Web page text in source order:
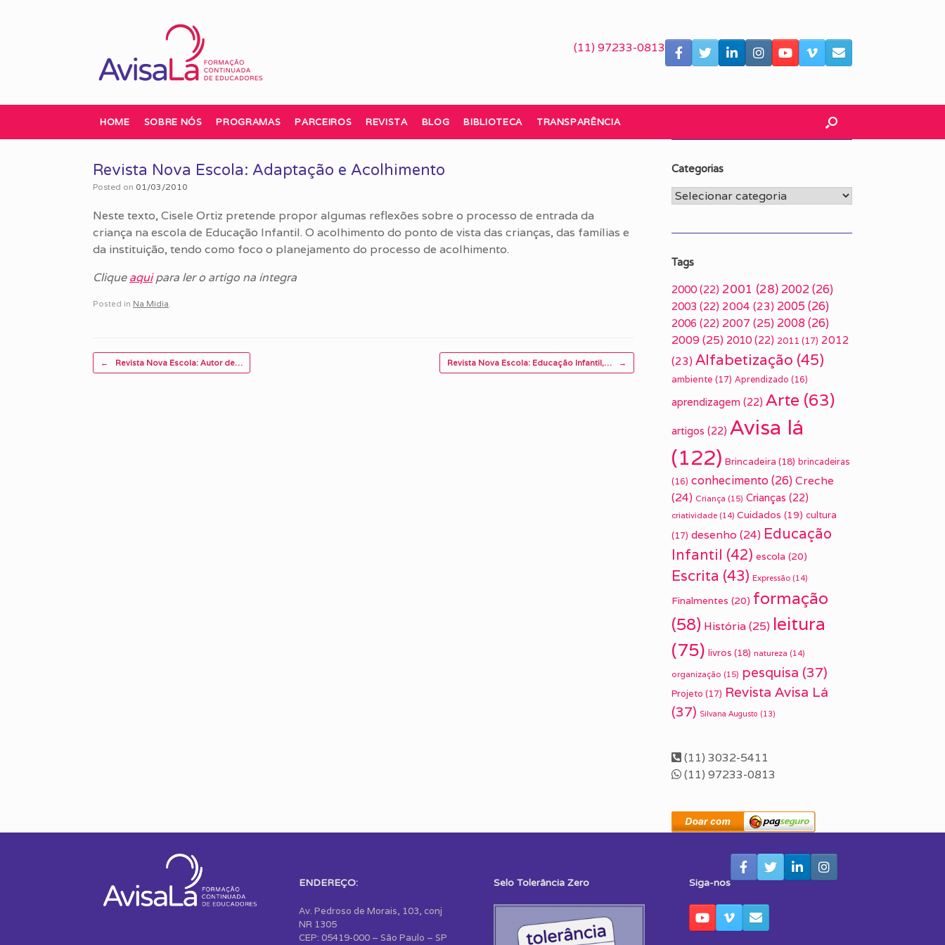
(11) 97233-0813
HOME SOBRE NÓS PROGRAMAS PARCEIROS REVISTA BLOG BIBLIOTECA TRANSPARÊNCIA
Revista Nova Escola: Adaptação e Acolhimento
Posted on 01/03/2010
Neste texto, Cisele Ortiz pretende propor algumas reflexões sobre o processo de entrada da
criança na escola de Educação Infantil. O acolhimento do ponto de vista das crianças, das famílias e
da instituição, tendo como foco o planejamento do processo de acolhimento.
Cliqueaquipara ler o artigo na íntegra
Posted in Na Mídia
Post navigation
← Revista Nova Escola: Autor de… Revista Nova Escola: Educação Infantil,… →
Categorias
Categorias
Tags
2000 (22) 2001 (28) 2002(26)
2003 (22) 2004 (23) 2005 (26)
2006 (22) 2007 (25) 2008(26)
2009(25) 2010 (22) 2011 (17) 2012
(23) Alfabetização (45)
ambiente (17) Aprendizado (16)
aprendizagem (22) Arte (63)
artigos (22) Avisa lá
(122) Brincadeira (18) brincadeiras
(16) conhecimento(26) Creche
(24) Criança (15) Crianças (22)
criatividade (14) Cuidados (19) cultura
(17) desenho (24) Educação
Infantil (42) escola (20)
Escrita (43) Expressão (14)
Finalmentes (20) formação
(58) História(25) leitura
(75) livros (18) natureza (14)
organização (15) pesquisa (37)
Projeto (17) Revista Avisa Lá
(37) Silvana Augusto (13)
(11) 3032-5411
(11) 97233-0813
ENDEREÇO:
Av. Pedroso de Morais, 103, conj
NR 1305
CEP: 05419-000 – São Paulo – SP
Selo Tolerância Zero Siga-nos